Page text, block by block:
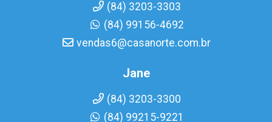
(84) 3203-3303
(84) 99156-4692
vendas6@casanorte.com.br
Jane
(84) 3203-3300
(84) 99215-9221